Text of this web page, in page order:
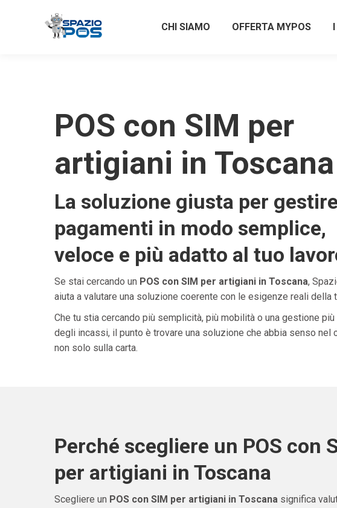
CHI SIAMO OFFERTA MYPOS
POS con SIM per
artigiani in Toscana
La soluzione giusta per
pagamenti in modo semplice,
veloce e più adatto al tuo
Se stai cercando un POS con SIM per artigiani in Toscana,
aiuta a valutare una soluzione coerente con le esigenze reali della
Che tu stia cercando più semplicità, più mobilità o una gestione più
degli incassi, il punto è trovare una soluzione che abbia senso nel
non solo sulla carta.
Perché scegliere un POS con
per artigiani in Toscana
Scegliere un POS con SIM per artigiani in Toscanasignifica